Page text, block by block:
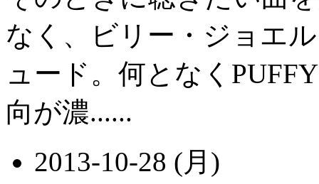
なく、ビリー・ジョエ
ュード。何となく
向が濃......
2013-10-28 (月)